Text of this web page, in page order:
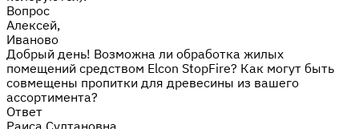
Вопрос
Алексей,
Иваново
Добрый день! Возможна ли обработка жилых
помещений средством Elcon StopFire? Как могут быть
совмещены пропитки для древесины из вашего
ассортимента?
Ответ
Раиса Султановна,